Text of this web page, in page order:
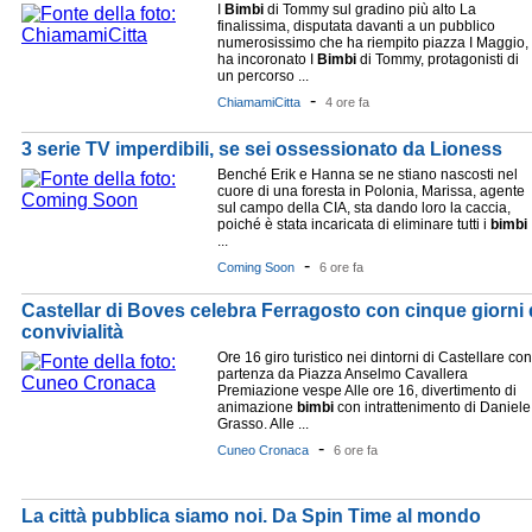
Bimbi di Tommy sul gradino più alto La
finalissima, disputata davanti a un pubblico
numerosissimo che ha riempito piazza I Maggio,
ha incoronato I
Bimbi di Tommy, protagonisti di
un percorso ...
ChiamamiCitta - 4 ore fa
3 serie TV imperdibili, se sei ossessionato da Lioness
Benché Erik e Hanna se ne stiano nascosti nel
cuore di una foresta in Polonia, Marissa, agente
sul campo della CIA, sta dando loro la caccia,
poiché è stata incaricata di eliminare tutti i bimbi
...
Coming Soon - 6 ore fa
Castellar di Boves celebra Ferragosto con cinque giorni
convivialità
Ore 16 giro turistico nei dintorni di Castellare con
partenza da Piazza Anselmo Cavallera
Premiazione vespe Alle ore 16, divertimento di
animazione bimbi con intrattenimento di Daniele
Grasso. Alle ...
Cuneo Cronaca - 6 ore fa
La città pubblica siamo noi. Da Spin Time al mondo